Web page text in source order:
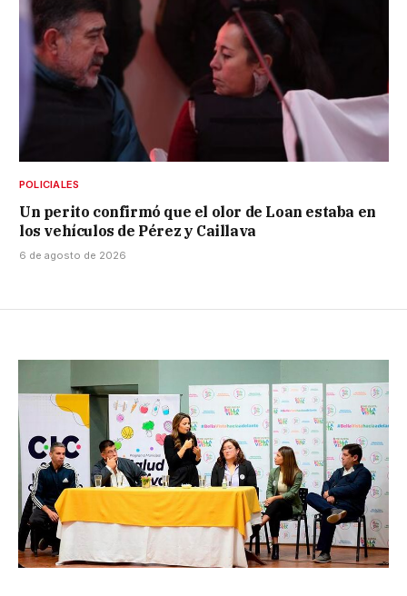
POLICIALES
Un perito confirmó que el olor de Loan estaba en
los vehículos de Pérez y Caillava
6 de agosto de 2026